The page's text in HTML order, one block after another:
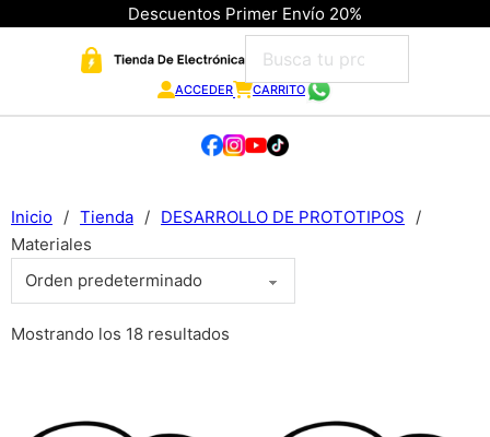
Descuentos Primer Envío 20%
ACCEDER CARRITO
Inicio / Tienda / DESARROLLO DE PROTOTIPOS
/
Materiales
Mostrando los 18 resultados